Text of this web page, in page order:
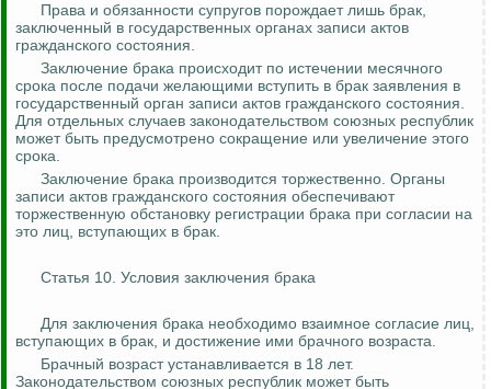
Права и обязанности супругов порождает лишь брак,
заключенный в государственных органах записи актов
гражданского состояния.
Заключение брака происходит по истечении месячного
срока после подачи желающими вступить в брак заявления в
государственный орган записи актов гражданского состояния.
Для отдельных случаев законодательством союзных республик
может быть предусмотрено сокращение или увеличение этого
срока.
Заключение брака производится торжественно. Органы
записи актов гражданского состояния обеспечивают
торжественную обстановку регистрации брака при согласии на
это лиц, вступающих в брак.
Статья 10. Условия заключения брака
Для заключения брака необходимо взаимное согласие лиц,
вступающих в брак, и достижение ими брачного возраста.
Брачный возраст устанавливается в 18 лет.
Законодательством союзных республик может быть